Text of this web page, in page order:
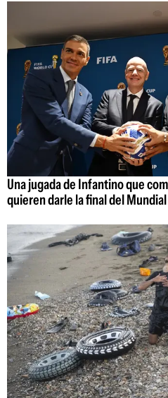
Una jugada de Infantino que
quieren darle la final del